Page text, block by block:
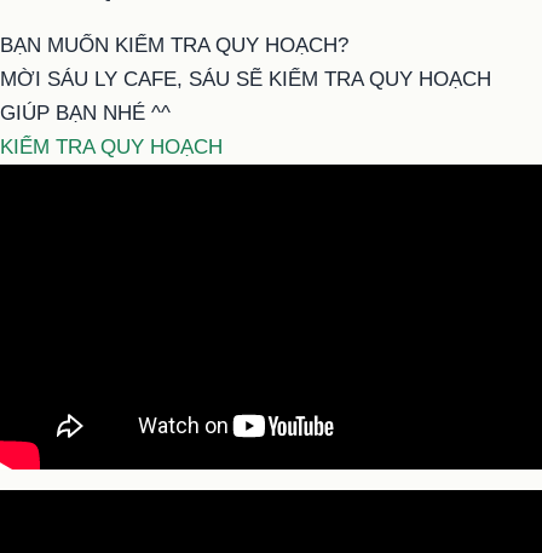
BẠN MUỐN KIỂM TRA QUY HOẠCH?
MỜI SÁU LY CAFE, SÁU SẼ KIỂM TRA QUY HOẠCH
GIÚP BẠN NHÉ ^^
KIỂM TRA QUY HOẠCH